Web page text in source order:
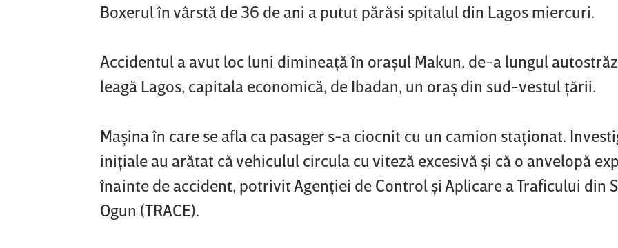
Boxerul în vârstă de 36 de ani a putut părăsi spitalul din Lagos miercuri.
Accidentul a avut loc luni dimineaţă în oraşul Makun, de-a lungul
leagă Lagos, capitala economică, de Ibadan, un oraş din sud-vestul ţării.
Maşina în care se afla ca pasager s-a ciocnit cu un camion staţionat.
iniţiale au arătat că vehiculul circula cu viteză excesivă şi că o anvelopă
înainte de accident, potrivit Agenţiei de Control şi Aplicare a Traficului din
Ogun (TRACE).